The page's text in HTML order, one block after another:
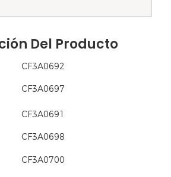
Del Producto